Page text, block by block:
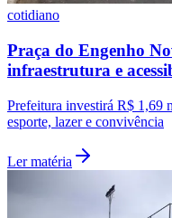
cotidiano
Praça do Engenho
infraestrutura e
Prefeitura investirá R$ 1,69
esporte, lazer e convivência
Ler matéria